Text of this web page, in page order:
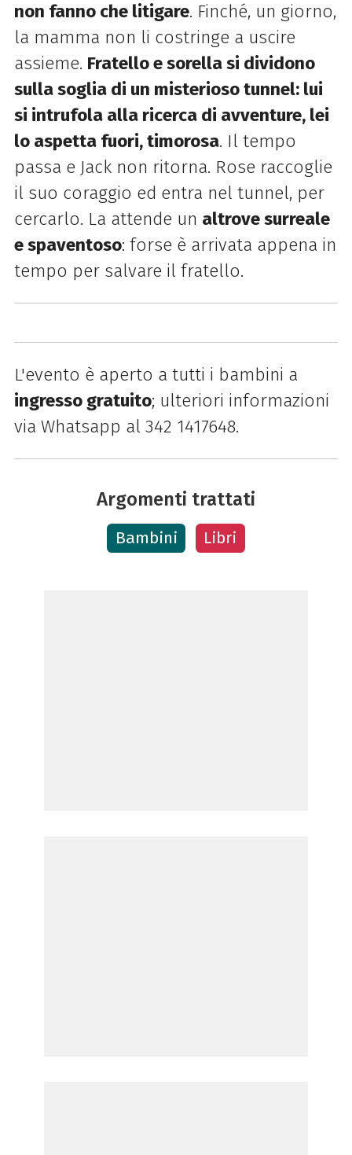
non fanno che litigare. Finché, un giorno,
la mamma non li costringe a uscire
assieme. Fratello e sorella si dividono
sulla soglia di un misterioso tunnel: lui
si intrufola alla ricerca di avventure, lei
lo aspetta fuori, timorosa. Il tempo
passa e Jack non ritorna. Rose raccoglie
il suo coraggio ed entra nel tunnel, per
cercarlo. La attende un altrove surreale
e spaventoso: forse è arrivata appena in
tempo per salvare il fratello.
L'evento è aperto a tutti i bambini a
ingresso gratuito; ulteriori informazioni
via Whatsapp al 342 1417648.
Argomenti trattati
Bambini Libri